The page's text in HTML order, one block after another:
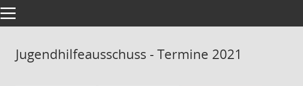
Toggle navigation
Jugendhilfeausschuss - Termine 2021